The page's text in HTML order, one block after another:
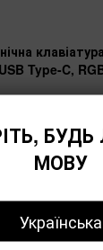
Клавіатура
C.
БУДЬ
МОВУ
Українська